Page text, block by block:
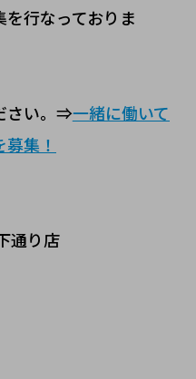
行なっておりま
さい。⇒一緒に働いて
集！
通り店